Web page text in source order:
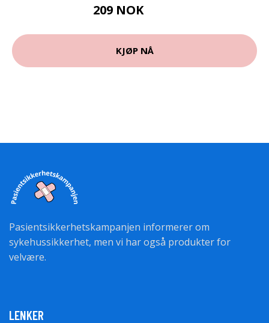
209 NOK
KJØP NÅ
Pasientsikkerhetskampanjen informerer om
sykehussikkerhet, men vi har også produkter for
velvære.
LENKER